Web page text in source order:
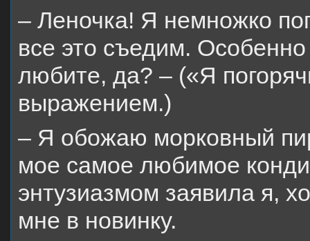
– Леночка! Я немножко
все это съедим.
любите, да? – («Я
выражением.)
– Я обожаю морковный
мое самое любимое
энтузиазмом заявила я,
мне в новинку.